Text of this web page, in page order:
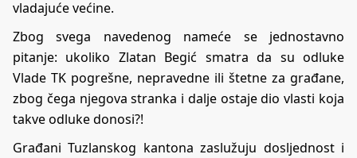
vladajuće većine.
Zbog svega navedenog nameće se jednostavno
pitanje: ukoliko Zlatan Begić smatra da su odluke
Vlade TK pogrešne, nepravedne ili štetne za građane,
zbog čega njegova stranka i dalje ostaje dio vlasti koja
takve odluke donosi?!
Građani Tuzlanskog kantona zaslužuju dosljednost i